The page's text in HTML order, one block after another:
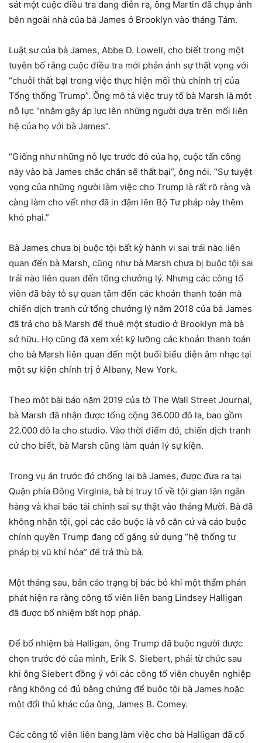
sát một cuộc điều tra đang diễn ra, ông Martin đã chụp ảnh
bên ngoài nhà của bà James ở Brooklyn vào tháng Tám.
Luật sư của bà James, Abbe D. Lowell, cho biết trong một
tuyên bố rằng cuộc điều tra mới phản ánh sự thất vọng với
“chuỗi thất bại trong việc thực hiện mối thù chính trị của
Tổng thống Trump”. Ông mô tả việc truy tố bà Marsh là một
nỗ lực “nhằm gây áp lực lên những người dựa trên mối liên
hệ của họ với bà James”.
“Giống như những nỗ lực trước đó của họ, cuộc tấn công
này vào bà James chắc chắn sẽ thất bại”, ông nói. “Sự tuyệt
vọng của những người làm việc cho Trump là rất rõ ràng và
càng làm cho vết nhơ đã in đậm lên Bộ Tư pháp này thêm
khó phai.”
Bà James chưa bị buộc tội bất kỳ hành vi sai trái nào liên
quan đến bà Marsh, cũng như bà Marsh chưa bị buộc tội sai
trái nào liên quan đến tổng chưởng lý. Nhưng các công tố
viên đã bày tỏ sự quan tâm đến các khoản thanh toán mà
chiến dịch tranh cử tổng chưởng lý năm 2018 của bà James
đã trả cho bà Marsh để thuê một studio ở Brooklyn mà bà
sở hữu. Họ cũng đã xem xét kỹ lưỡng các khoản thanh toán
cho bà Marsh liên quan đến một buổi biểu diễn âm nhạc tại
một sự kiện chính trị ở Albany, New York.
Theo một bài báo năm 2019 của tờ The Wall Street Journal,
bà Marsh đã nhận được tổng cộng 36.000 đô la, bao gồm
22.000 đô la cho studio. Vào thời điểm đó, chiến dịch tranh
cử cho biết, bà Marsh cũng làm quản lý sự kiện.
Trong vụ án trước đó chống lại bà James, được đưa ra tại
Quận phía Đông Virginia, bà bị truy tố về tội gian lận ngân
hàng và khai báo tài chính sai sự thật vào tháng Mười. Bà đã
không nhận tội, gọi các cáo buộc là vô căn cứ và cáo buộc
chính quyền Trump đang cố gắng sử dụng “hệ thống tư
pháp bị vũ khí hóa” để trả thù bà.
Một tháng sau, bản cáo trạng bị bác bỏ khi một thẩm phán
phát hiện ra rằng công tố viên liên bang Lindsey Halligan
đã được bổ nhiệm bất hợp pháp.
Để bổ nhiệm bà Halligan, ông Trump đã buộc người được
chọn trước đó của mình, Erik S. Siebert, phải từ chức sau
khi ông Siebert đồng ý với các công tố viên chuyên nghiệp
rằng không có đủ bằng chứng để buộc tội bà James hoặc
một đối thủ khác của ông, James B. Comey.
Các công tố viên liên bang làm việc cho bà Halligan đã cố